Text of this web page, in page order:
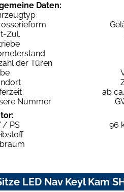
Daten:
Zul.
der Türen
ab
Nummer
/ PS
96
LED Nav Keyl Kam